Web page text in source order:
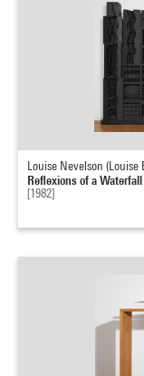
Louise Nevelson (Louise
Reflexions of a
[1982]